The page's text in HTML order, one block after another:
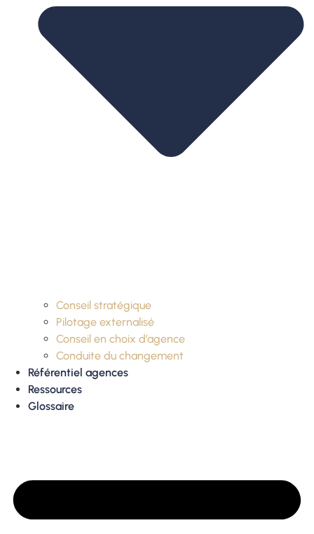
Conseil stratégique
Pilotage externalisé
Conseil en choix d’agence
Conduite du changement
Référentiel agences
Ressources
Glossaire